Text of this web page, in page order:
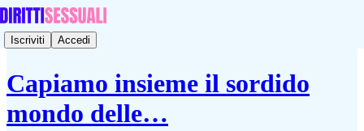
Iscriviti Accedi
Capiamo insieme il sordido
mondo delle…